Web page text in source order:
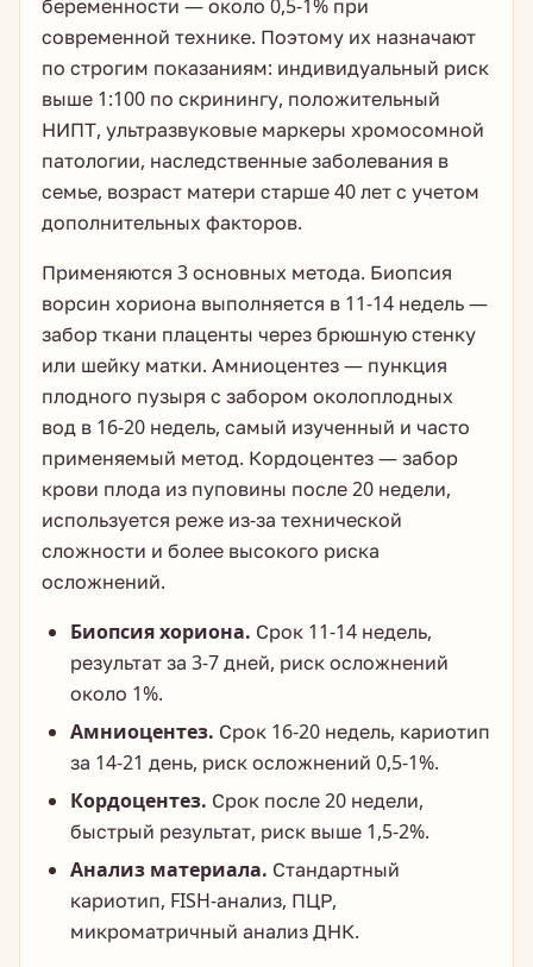
беременности — около 0,5-1% при
современной технике. Поэтому их назначают
по строгим показаниям: индивидуальный риск
выше 1:100 по скринингу, положительный
НИПТ, ультразвуковые маркеры хромосомной
патологии, наследственные заболевания в
семье, возраст матери старше 40 лет с учетом
дополнительных факторов.
Применяются 3 основных метода. Биопсия
ворсин хориона выполняется в 11-14 недель —
забор ткани плаценты через брюшную стенку
или шейку матки. Амниоцентез — пункция
плодного пузыря с забором околоплодных
вод в 16-20 недель, самый изученный и часто
применяемый метод. Кордоцентез — забор
крови плода из пуповины после 20 недели,
используется реже из-за технической
сложности и более высокого риска
осложнений.
Биопсия хориона. Срок 11-14 недель,
результат за 3-7 дней, риск осложнений
около 1%.
Амниоцентез. Срок 16-20 недель, кариотип
за 14-21 день, риск осложнений 0,5-1%.
Кордоцентез. Срок после 20 недели,
быстрый результат, риск выше 1,5-2%.
Анализ материала. Стандартный
кариотип, FISH-анализ, ПЦР,
микроматричный анализ ДНК.